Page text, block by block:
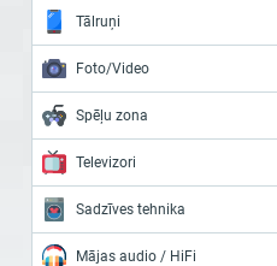
Tālruņi
Foto/Video
Spēļu zona
Televizori
Sadzīves tehnika
Mājas audio / HiFi